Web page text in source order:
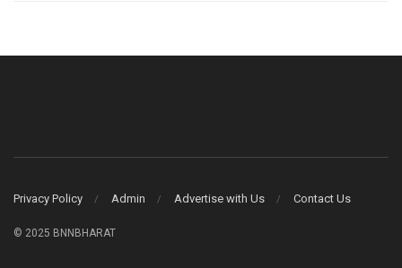
Privacy Policy Admin Advertise with Us Contact Us
© 2025 BNNBHARAT